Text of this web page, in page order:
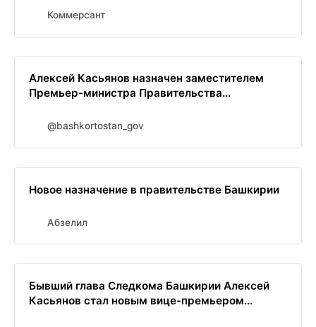
Коммерсант
Алексей Касьянов назначен заместителем
Премьер-министра Правительства...
@bashkortostan_gov
Новое назначение в правительстве Башкирии
Абзелил
Бывший глава Следкома Башкирии Алексей
Касьянов стал новым вице-премьером...